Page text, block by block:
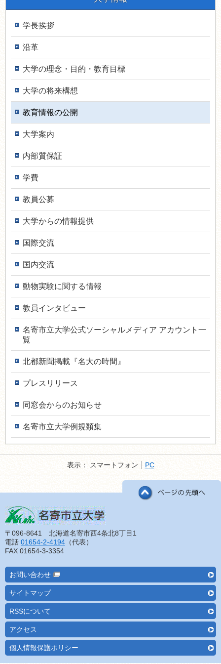
学長挨拶
沿革
大学の理念・目的・教育目標
大学の将来構想
教育情報の公開
大学案内
内部質保証
学費
教員公募
大学からの情報提供
国際交流
国内交流
動物実験に関する情報
教員インタ­ビュー
名寄市立大学公式ソーシャルメディア アカウント一
覧
北都新聞掲載『名大の時間』
プレスリリース
同窓会からのお知らせ
名寄市立大学例規類集
表示： スマートフォン PC
〒096-8641 北海道名寄市西4条北8丁目1
電話 01654-2-4194 （代表）
FAX 01654-3-3354
お問い合わせ
サイトマップ
RSSについて
アクセス
個人情報保護ポリシー